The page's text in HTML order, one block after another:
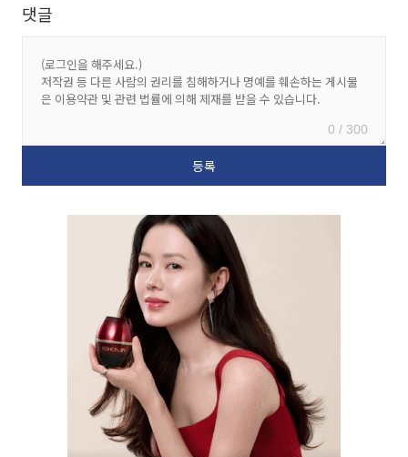
댓글
0 / 300